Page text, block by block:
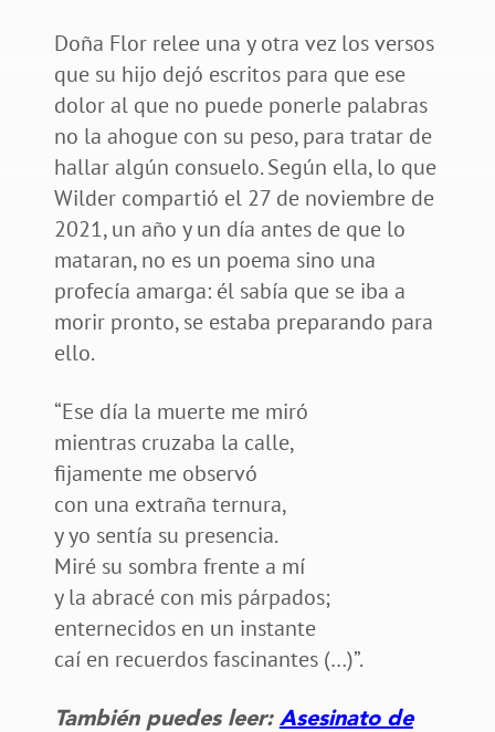
Doña Flor relee una y otra vez los versos
que su hijo dejó escritos para que ese
dolor al que no puede ponerle palabras
no la ahogue con su peso, para tratar de
hallar algún consuelo. Según ella, lo que
Wilder compartió el 27 de noviembre de
2021, un año y un día antes de que lo
mataran, no es un poema sino una
profecía amarga: él sabía que se iba a
morir pronto, se estaba preparando para
ello.
“Ese día la muerte me miró
mientras cruzaba la calle,
fijamente me observó
con una extraña ternura,
y yo sentía su presencia.
Miré su sombra frente a mí
y la abracé con mis párpados;
enternecidos en un instante
caí en recuerdos fascinantes (…)”.
También puedes leer: Asesinato de